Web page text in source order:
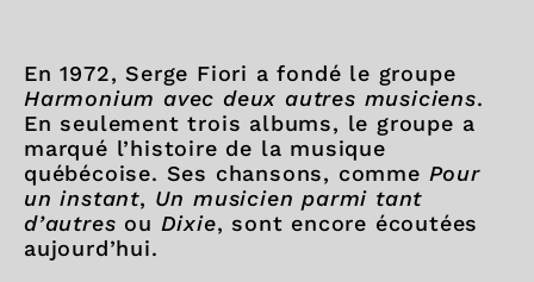
En 1972, Serge Fiori a fondé le groupe
Harmonium avec deux autres musiciens.
En seulement trois albums, le groupe a
marqué l’histoire de la musique
québécoise. Ses chansons, comme Pour
un instant, Un musicien parmi tant
d’autres ou Dixie, sont encore écoutées
aujourd’hui.